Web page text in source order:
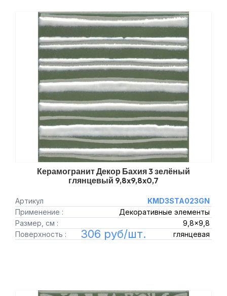
Керамогранит Декор Бахия 3 зелёный
глянцевый 9,8x9,8x0,7
Артикул
KMD3STA023GN
Применение :
Декоративные элементы
Размер, см :
9,8x9,8
Поверхность :
глянцевая
306 руб/шт.